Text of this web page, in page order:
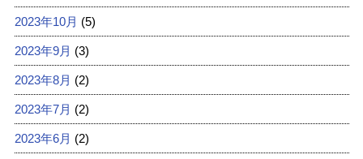
2023年10月 (5)
2023年9月 (3)
2023年8月 (2)
2023年7月 (2)
2023年6月 (2)